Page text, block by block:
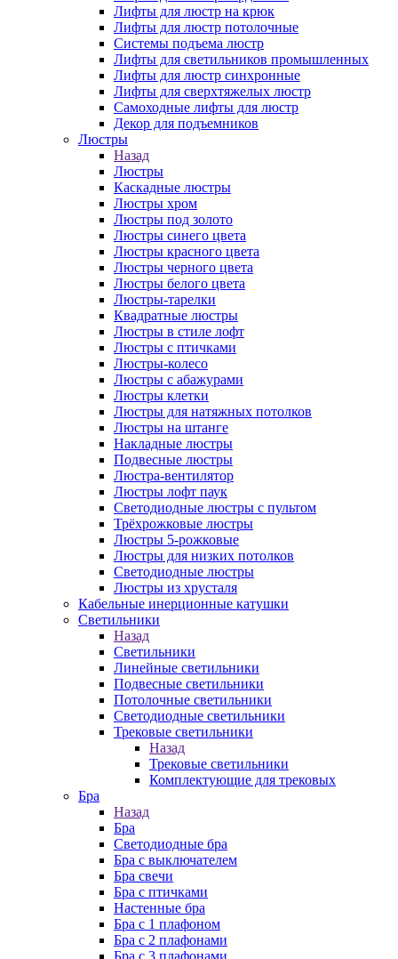
Лифты для люстр на крюк
Лифты для люстр потолочные
Системы подъема люстр
Лифты для светильников промышленных
Лифты для люстр синхронные
Лифты для сверхтяжелых люстр
Самоходные лифты для люстр
Декор для подъемников
Люстры
Назад
Люстры
Каскадные люстры
Люстры хром
Люстры под золото
Люстры синего цвета
Люстры красного цвета
Люстры черного цвета
Люстры белого цвета
Люстры-тарелки
Квадратные люстры
Люстры в стиле лофт
Люстры с птичками
Люстры-колесо
Люстры с абажурами
Люстры клетки
Люстры для натяжных потолков
Люстры на штанге
Накладные люстры
Подвесные люстры
Люстра-вентилятор
Люстры лофт паук
Светодиодные люстры с пультом
Трёхрожковые люстры
Люстры 5-рожковые
Люстры для низких потолков
Cветодиодные люстры
Люстры из хрусталя
Кабельные инерционные катушки
Светильники
Назад
Светильники
Линейные светильники
Подвесные светильники
Потолочные светильники
Светодиодные светильники
Трековые светильники
Назад
Трековые светильники
Комплектующие для трековых
Бра
Назад
Бра
Светодиодные бра
Бра с выключателем
Бра свечи
Бра с птичками
Настенные бра
Бра с 1 плафоном
Бра с 2 плафонами
Бра с 3 плафонами